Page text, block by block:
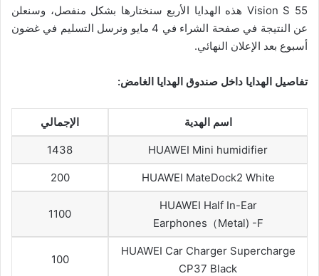
Vision S 55 هذه الهدايا الأربع سنختارها بشكل منفصل، وسنعلن
عن النتيجة في صفحة الشراء في 4 مايو ونرسل التسليم في غضون
أسبوع بعد الإعلان النهائي.
تفاصيل الهدايا داخل صندوق الهدايا الغامض:
اسم الهدية الإجمالي
HUAWEI Mini humidifier
1438
HUAWEI MateDock2 White
200
HUAWEI Half In-Ear
Earphones（Metal) -F
1100
HUAWEI Car Charger Supercharge
CP37 Black
100